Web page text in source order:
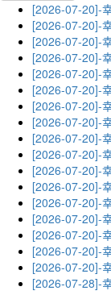
[2026-07-20]-
[2026-07-20]-
[2026-07-20]-
[2026-07-20]-
[2026-07-20]-
[2026-07-20]-
[2026-07-20]-
[2026-07-20]-
[2026-07-20]-
[2026-07-20]-
[2026-07-20]-
[2026-07-20]-
[2026-07-20]-
[2026-07-20]-
[2026-07-20]-
[2026-07-20]-
[2026-07-20]-
[2026-07-28]-